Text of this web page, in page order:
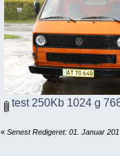
test 250Kb 1024 g
« Senest Redigeret: 01. Januar